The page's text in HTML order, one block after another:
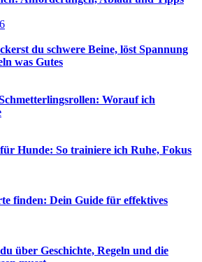
du schwere Beine, löst Spannung
was Gutes
Worauf ich
Hunde: So trainiere ich Ruhe, Fokus
finden: Dein Guide für effektives
über Geschichte, Regeln und die